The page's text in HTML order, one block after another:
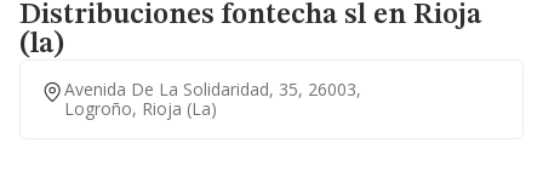
Distribuciones fontecha sl en Rioja
(la)
Avenida De La Solidaridad, 35, 26003,
Logroño, Rioja (la)